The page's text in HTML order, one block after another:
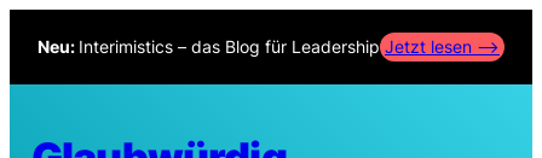
Inhalt
Neu: Interimistics – das Blog für Leadership Jetzt lesen –>